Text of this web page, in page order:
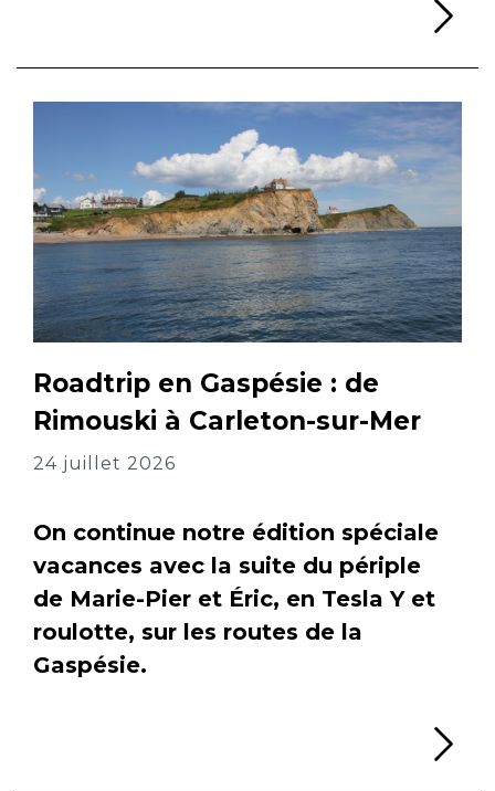
Roadtrip en Gaspésie : de
Rimouski à Carleton-sur-Mer
24 juillet 2026
On continue notre édition spéciale
vacances avec la suite du périple
de Marie-Pier et Éric, en Tesla Y et
roulotte, sur les routes de la
Gaspésie.